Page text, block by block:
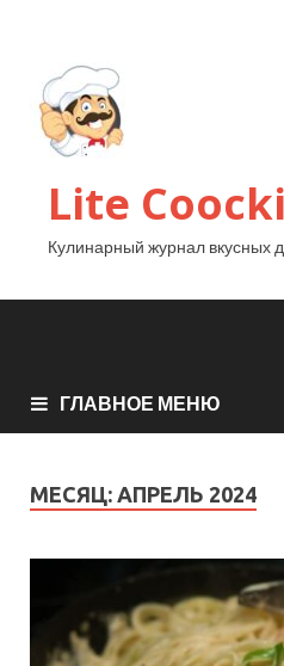
Lite
Кулинарный журнал вкусных
ГЛАВНОЕ МЕНЮ
МЕСЯЦ: АПРЕЛЬ 2024